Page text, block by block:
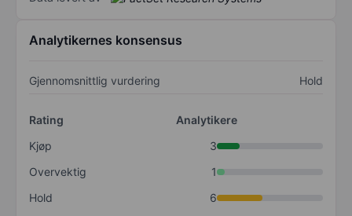
Analytikernes konsensus
Gjennomsnittlig vurdering Hold
Rating
Analytikere
Kjøp
3
Overvektig
1
Hold
6